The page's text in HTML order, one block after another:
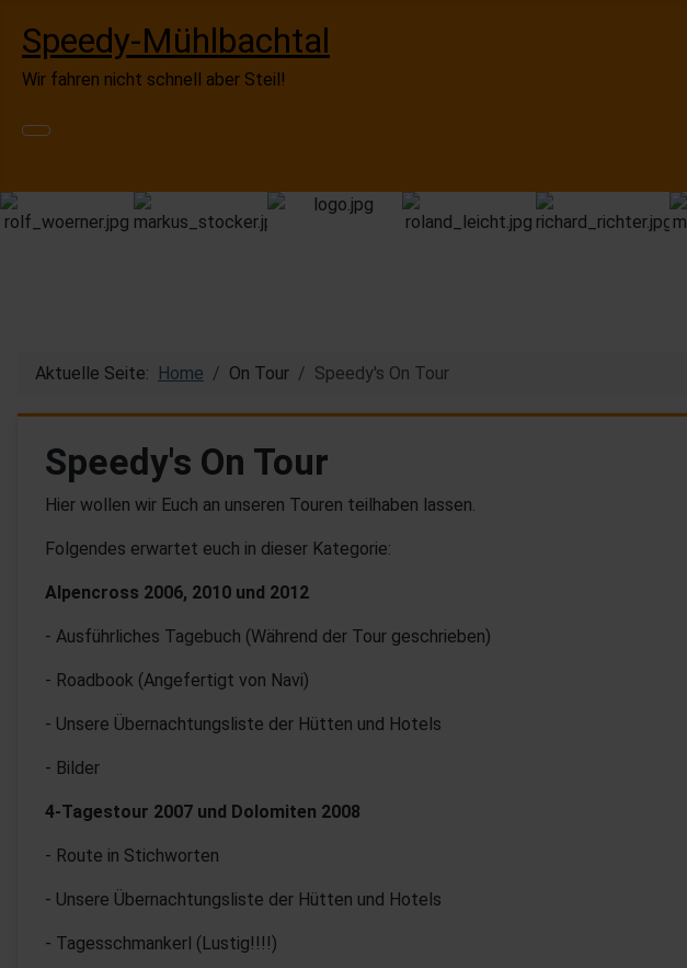
Speedy-Mühlbachtal
Wir fahren nicht schnell aber Steil!
Aktuelle Seite: Home On Tour Speedy's On Tour
Speedy's On Tour
Hier wollen wir Euch an unseren Touren teilhaben lassen.
Folgendes erwartet euch in dieser Kategorie:
Alpencross 2006, 2010 und 2012
- Ausführliches Tagebuch (Während der Tour geschrieben)
- Roadbook (Angefertigt von Navi)
- Unsere Übernachtungsliste der Hütten und Hotels
- Bilder
4-Tagestour 2007 und Dolomiten 2008
- Route in Stichworten
- Unsere Übernachtungsliste der Hütten und Hotels
- Tagesschmankerl (Lustig!!!!)